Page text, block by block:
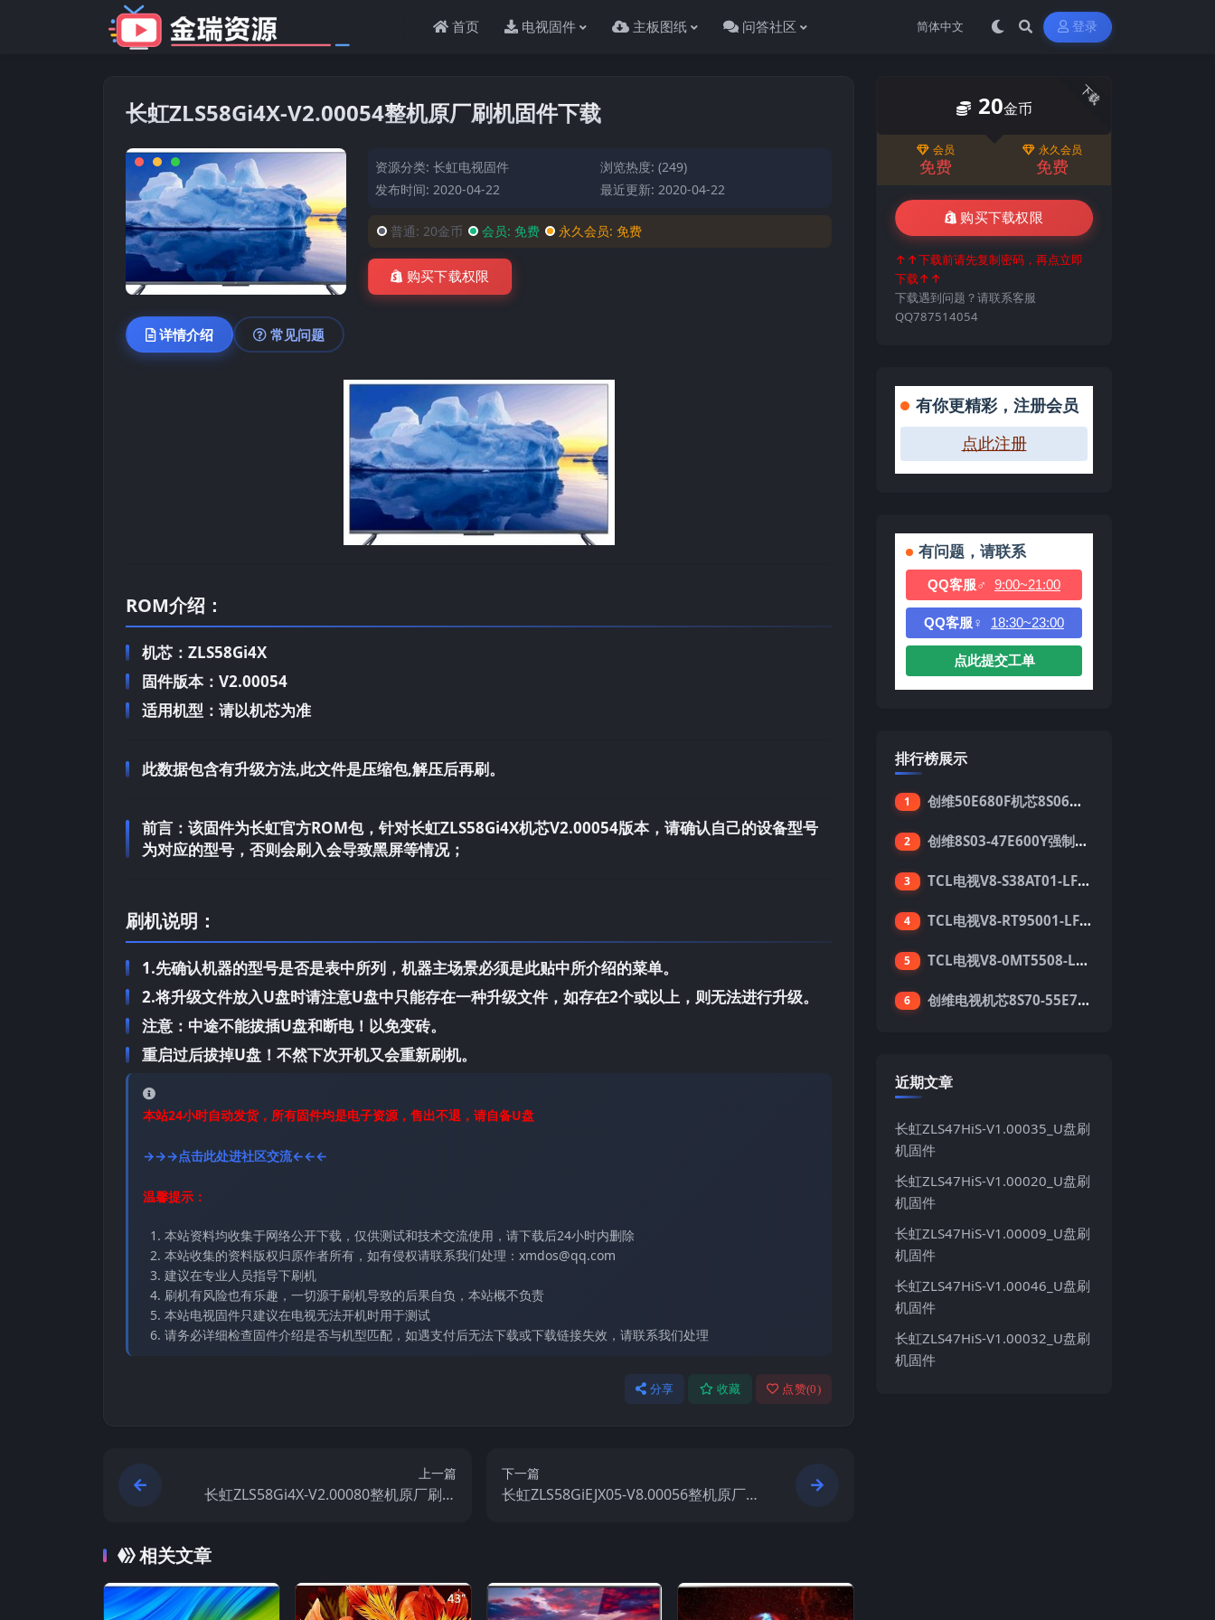
首页 电视固件 主板图纸 问答社区 登录
长虹ZLS58Gi4X-V2.00054整机原厂刷机固件下载
资源分类:长虹电视固件
浏览热度: (249)
发布时间: 2020-04-22
最近更新: 2020-04-22
普通: 20金币 会员: 免费 永久会员:免费
购买下载权限
详情介绍 常见问题
ROM介绍：
机芯：ZLS58Gi4X
固件版本：V2.00054
适用机型：请以机芯为准
此数据包含有升级方法,此文件是压缩包,解压后再刷。
前言： 该固件为长虹官方ROM包，针对长虹ZLS58Gi4X机芯V2.00054版本，请确认自己的设备型号
为对应的型号，否则会刷入会导致黑屏等情况；
刷机说明：
1.先确认机器的型号是否是表中所列，机器主场景必须是此贴中所介绍的菜单。
2.将升级文件放入U盘时请注意U盘中只能存在一种升级文件，如存在2个或以上，则无法进行升级。
注意：中途不能拔插U盘和断电！以免变砖。
重启过后拔掉U盘！不然下次开机又会重新刷机。
本站24小时自动发货，所有固件均是电子资源，售出不退，请自备U盘
→→→点击此处进社区交流←←←
温馨提示：
本站资料均收集于网络公开下载，仅供测试和技术交流使用，请下载后24小时内删除
本站收集的资料版权归原作者所有，如有侵权请联系我们处理：xmdos@qq.com
建议在专业人员指导下刷机
刷机有风险也有乐趣，一切源于刷机导致的后果自负，本站概不负责
本站电视固件只建议在电视无法开机时用于测试
请务必详细检查固件介绍是否与机型匹配，如遇支付后无法下载或下载链接失效，请联系我们处理
分享 收藏 点赞(0)
上一篇
长虹ZLS58Gi4X-V2.00080整机原厂刷机
下一篇
长虹ZLS58GiEJX05-V8.00056整机原厂刷
相关文章
下载
20金币
会员
免费
永久会员
免费
购买下载权限
↑↑下载前请先复制密码，再点立即
下载↑↑
下载遇到问题？请联系客服
QQ787514054
有你更精彩，注册会员
点此注册
有问题，请联系
QQ客服♂ 9:00~21:00
QQ客服♀ 18:30~23:00
点此提交工单
排行榜展示
1 创维50E680F机芯8S06强制升级刷机包
2 创维8S03-47E600Y强制升级软件刷机电视固件包
3 TCL电视V8-S38AT01-LF1V123版本强刷电视固件包下载
4 TCL电视V8-RT95001-LF1V215版本强刷电视固件包下载
5 TCL电视V8-0MT5508-LF1V362版本强刷电视固件包下载
6 创维电视机芯8S70-55E710S系列酷开5.05刷机固件
近期文章
长虹ZLS47HiS-V1.00035_U盘刷
机固件
长虹ZLS47HiS-V1.00020_U盘刷
机固件
长虹ZLS47HiS-V1.00009_U盘刷
机固件
长虹ZLS47HiS-V1.00046_U盘刷
机固件
长虹ZLS47HiS-V1.00032_U盘刷
机固件